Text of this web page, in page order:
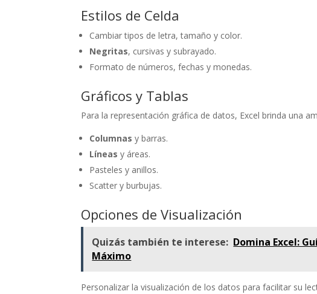
Estilos de Celda
Cambiar tipos de letra, tamaño y color.
Negritas, cursivas y subrayado.
Formato de números, fechas y monedas.
Gráficos y Tablas
Para la representación gráfica de datos, Excel brinda una
Columnas y barras.
Líneas y áreas.
Pasteles y anillos.
Scatter y burbujas.
Opciones de Visualización
Quizás también te interese: Domina Excel:
Máximo
Personalizar la visualización de los datos para facilitar su